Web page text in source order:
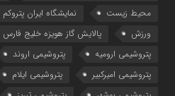
محیط زیست
نمایشگاه ایران پتروکم
ورزش
پالایش گاز هویزه خلیج فارس
پتروشیمی ارومیه
پتروشیمی اروند
پتروشیمی امیرکبیر
پتروشیمی ایلام